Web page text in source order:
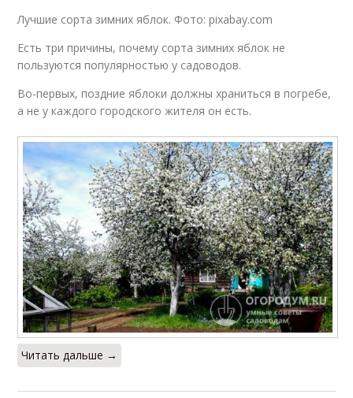
Лучшие сорта зимних яблок. Фото: pixabay.com
Есть три причины, почему сорта зимних яблок не
пользуются популярностью у садоводов.
Во-первых, поздние яблоки должны храниться в погребе,
а не у каждого городского жителя он есть.
Читать дальше →